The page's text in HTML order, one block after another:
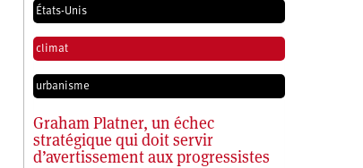
États-Unis
climat
urbanisme
Graham Platner, un échec
stratégique qui doit servir
d’avertissement aux progressistes